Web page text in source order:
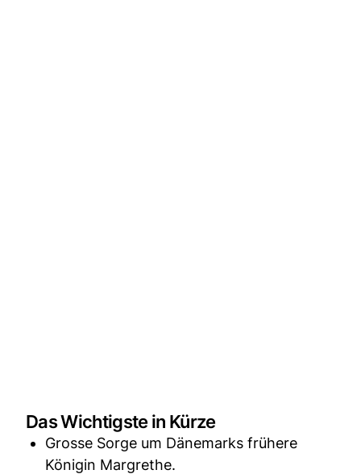
Das Wichtigste in Kürze
Grosse Sorge um Dänemarks frühere
Königin Margrethe.